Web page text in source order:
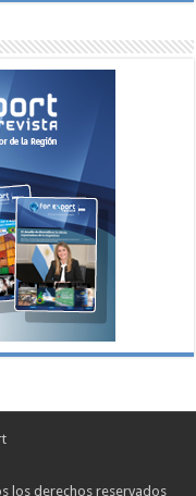
los derechos reservados